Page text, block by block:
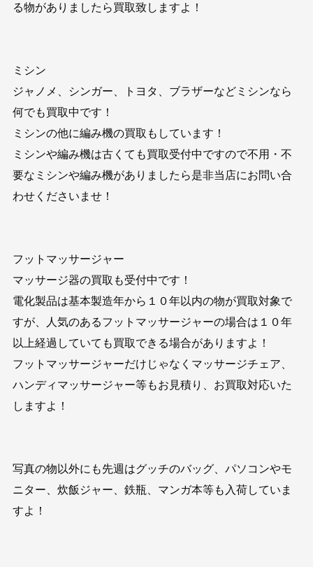
る物がありましたら買取致しますよ！
ミシン
ジャノメ、シンガー、トヨタ、ブラザーなどミシンなら
何でも買取中です！
ミシンの他に編み機の買取もしています！
ミシンや編み機は古くても買取受付中ですので不用・不
要なミシンや編み機がありましたら是非当店にお問い合
わせくださいませ！
フットマッサージャー
マッサージ器の買取も受付中です！
電化製品は基本製造年から１０年以内の物が買取対象で
すが、人気のあるフットマッサージャーの場合は１０年
以上経過していても買取できる場合がありますよ！
フットマッサージャーだけじゃなくマッサージチェア、
ハンディマッサージャー等もお見積り、お買取対応いた
しますよ！
写真の物以外にも先週はグッチのバッグ、パソコンやモ
ニター、炊飯ジャー、鉄瓶、マンガ本等も入荷していま
すよ！